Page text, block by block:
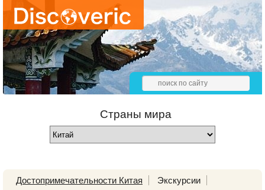
Страны мира
Достопримечательности Китая
Экскурсии